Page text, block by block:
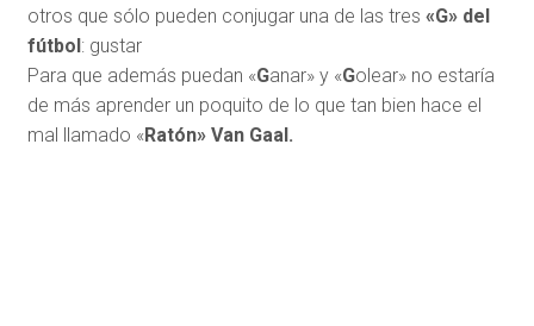
otros que sólo pueden conjugar una de las tres «G» del
fútbol: gustar
Para que además puedan «Ganar» y «Golear» no estaría
de más aprender un poquito de lo que tan bien hace el
mal llamado «Ratón» Van Gaal.